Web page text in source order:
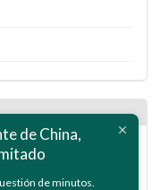
de China,
de minutos.